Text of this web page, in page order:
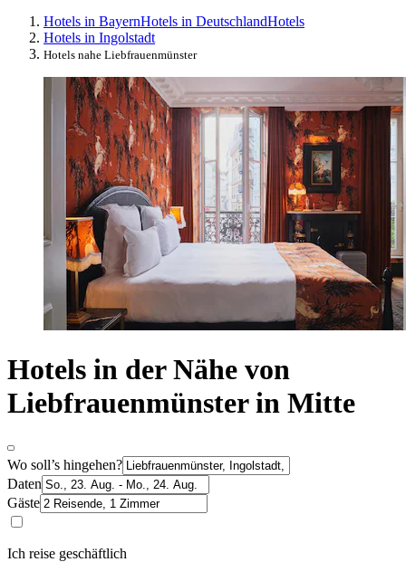
Hotels in BayernHotels in DeutschlandHotels
Hotels in Ingolstadt
Hotels nahe Liebfrauenmünster
Hotels in der Nähe von
Liebfrauenmünster in Mitte
Wo soll’s hingehen?
Daten
Gäste
Ich reise geschäftlich